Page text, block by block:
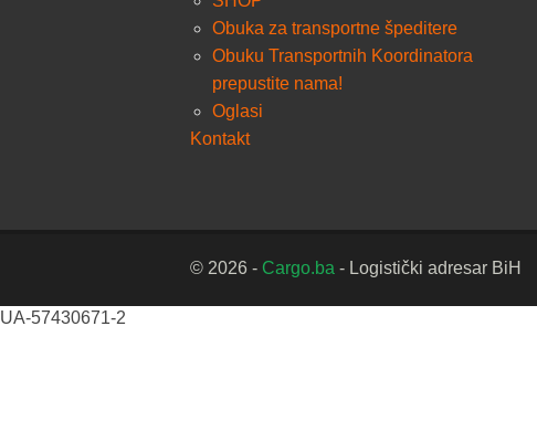
Obuka za transportne špeditere
Obuku Transportnih Koordinatora
prepustite nama!
Oglasi
Kontakt
© 2026 - Cargo.ba - Logistički adresar BiH
UA-57430671-2